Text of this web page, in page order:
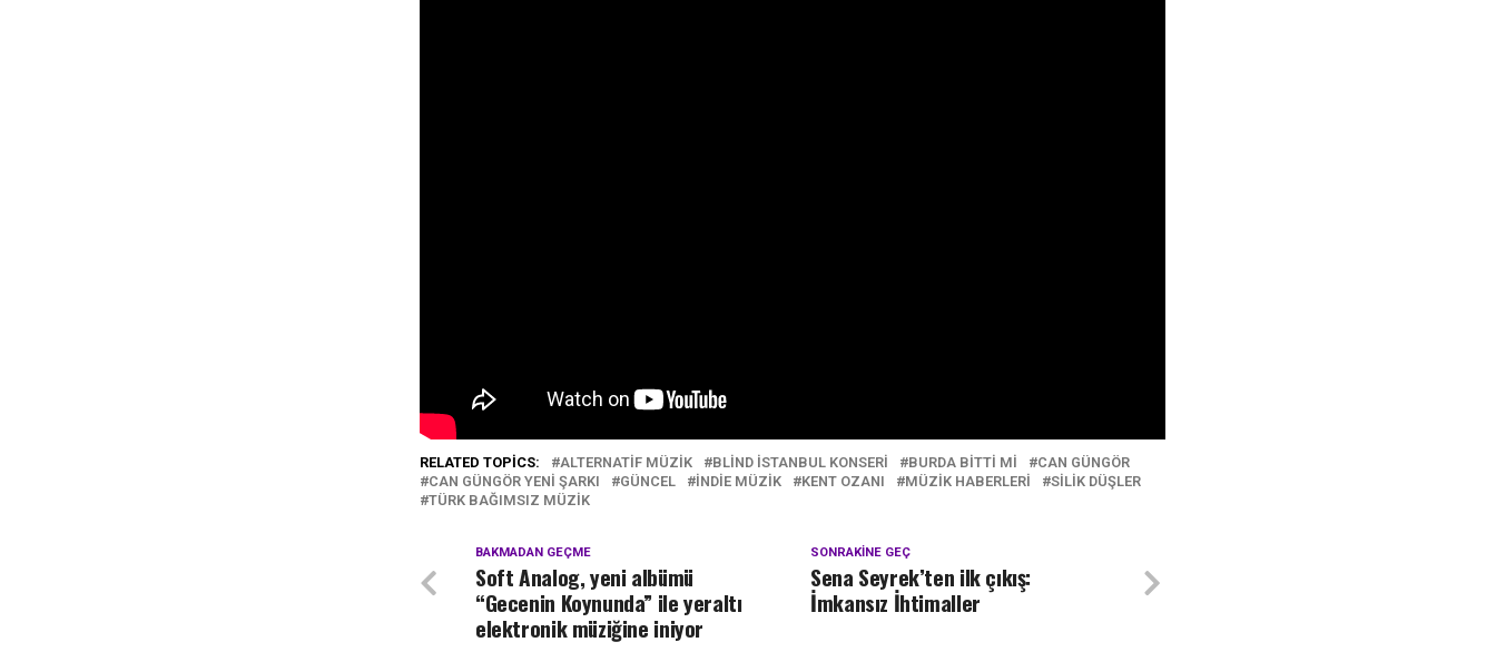
RELATED TOPICS: ALTERNATIF MÜZIK BLIND İSTANBUL KONSERI BURDA BITTI MI
CAN GÜNGÖR
CAN GÜNGÖR YENI ŞARKI
GÜNCEL INDIE MÜZIK KENT OZANI MÜZIK HABERLERI
SILIK DÜŞLER
TÜRK BAĞIMSIZ MÜZIK
SONRAKINE GEÇ
Sena Seyrek’ten ilk çıkış:
İmkansız İhtimaller
BAKMADAN GEÇME
Soft Analog, yeni albümü
“Gecenin Koynunda” ile yeraltı
elektronik müziğine iniyor